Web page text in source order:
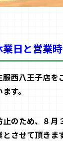
日と営業
西八王子店を
す。
のため、８月
とさせて頂きま